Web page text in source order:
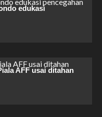
edukasi
AFF usai ditahan